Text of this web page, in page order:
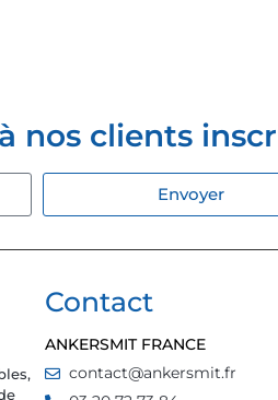
nos clients
Envoyer
Contact
ANKERSMIT FRANCE
contact@ankersmit.fr